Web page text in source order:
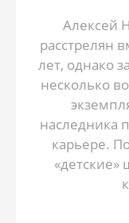
Алексей
расстрелян
лет, однако
несколько
наследника
карьере.